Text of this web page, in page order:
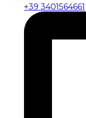
+39 3401564661